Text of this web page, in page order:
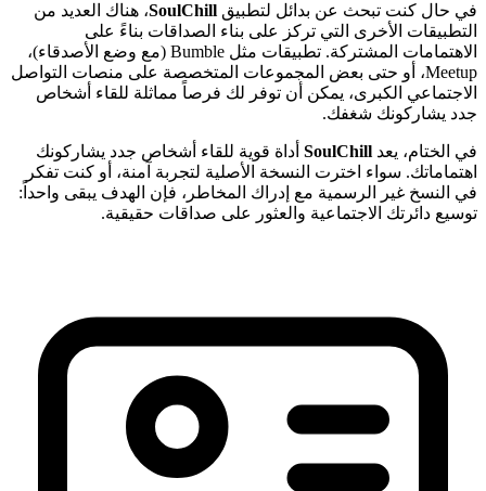
في حال كنت تبحث عن بدائل لتطبيق
، هناك العديد من
التطبيقات الأخرى التي تركز على بناء الصداقات بناءً على
الاهتمامات المشتركة. تطبيقات مثل Bumble (مع وضع الأصدقاء)،
Meetup، أو حتى بعض المجموعات المتخصصة على منصات التواصل
الاجتماعي الكبرى، يمكن أن توفر لك فرصاً مماثلة للقاء أشخاص
جدد يشاركونك شغفك.
في الختام، يعد
أداة قوية للقاء أشخاص جدد يشاركونك
اهتماماتك. سواء اخترت النسخة الأصلية لتجربة آمنة، أو كنت تفكر
في النسخ غير الرسمية مع إدراك المخاطر، فإن الهدف يبقى واحداً:
توسيع دائرتك الاجتماعية والعثور على صداقات حقيقية.